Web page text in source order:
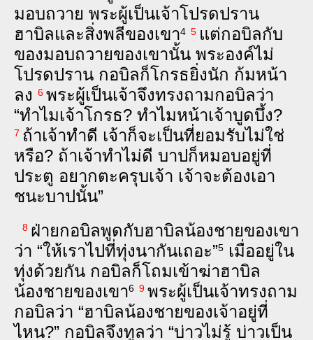
มอบ​ถวาย พระ‍ผู้‍เป็น‍เจ้า​โปรด‍ปราน​
ฮา‌บิล​และ​สิ่งพลี​ของ​เขา4 5 แต่​กอ‌บิล​กับ​
ของ‍มอบถวาย​ของ​เขา​นั้น พระ‍องค์​ไม่​
โปรด‍ปราน กอ‌บิล​ก็​โกรธ​ยิ่ง‍นัก ก้ม‍หน้า​
ลง 6 พระ‍ผู้‍เป็น‍เจ้า​จึง​ทรง​ถาม​กอ‌บิล​ว่า
“ทำไม​เจ้า​โกรธ? ทำไม​หน้า​เจ้า​บูด‍บึ้ง?
7 ถ้า​เจ้า​ทำ‍ดี เจ้า​ก็​จะ​เป็น​ที่​ยอม‍รับ​ไม่‍ใช่​
หรือ? ถ้า​เจ้า​ทำ​ไม่‍ดี บาป​ก็​หมอบ​อยู่​ที่​
ประตู อยาก​ตะ‌ครุบ​เจ้า เจ้า​จะ​ต้อง​เอา​
ชนะ​บาป​นั้น”
8 ฝ่าย​กอ‌บิล​พูด​กับ​ฮา‌บิล​น้อง‍ชาย​ของ​เขา​
ว่า “ให้​เรา​ไป​ที่​ทุ่ง‍นา​กัน​เถอะ”5 เมื่อ​อยู่​ใน​
ทุ่ง​ด้วย‍กัน กอ‌บิล​ก็​โถม​เข้า​ฆ่า​ฮา‌บิล​
น้อง‍ชาย​ของ​เขา6 9 พระ‍ผู้‍เป็น‍เจ้าทรง​ถาม​
กอ‌บิล​ว่า “ฮา‌บิล​น้อง‍ชาย​ของ​เจ้า​อยู่​ที่​
ไหน?” กอ‌บิล​จึง​ทูล​ว่า “บ่าว​ไม่​รู้ บ่าว​เป็น​